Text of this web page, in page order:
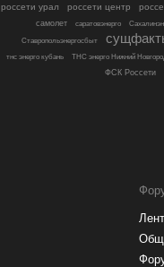
россети урал россети центр
самолет
саратовэнерго
Ставропольэнергосбыт
тнс энерго кубань
ТНС энерго Нижний
ФСК Россети